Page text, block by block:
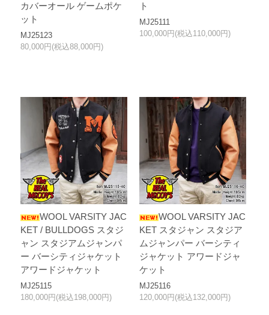
カバーオール ゲームポケ
ット
MJ25123
80,000円(税込88,000円)
ト
MJ25111
100,000円(税込110,000円)
WOOL VARSITY JAC
KET / BULLDOGS スタジ
ャン スタジアムジャンパ
ー バーシティジャケット
アワードジャケット
MJ25115
180,000円(税込198,000円)
WOOL VARSITY JAC
KET スタジャン スタジア
ムジャンパー バーシティ
ジャケット アワードジャ
ケット
MJ25116
120,000円(税込132,000円)